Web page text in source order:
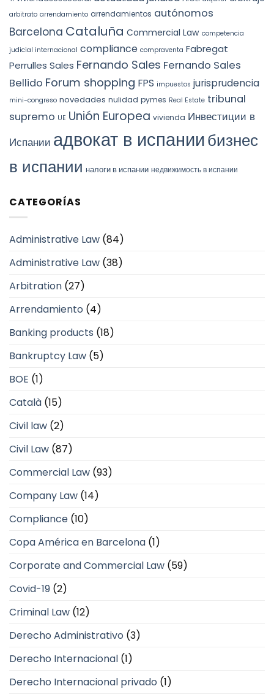
arbitrato arrendamiento arrendamientos autónomos
Barcelona Cataluña Commercial Law competencia
judicial internacional compliance compraventa Fabregat
Perrulles Sales Fernando Sales Fernando Sales
Bellido Forum shopping FPS impuestos jurisprudencia
mini-congreso novedades nulidad pymes Real Estate tribunal
supremo UE Unión Europea vivienda Инвестиции в
Испании адвокат в испаниибизнес
в испании налоги в испании недвижимость в испании
CATEGORÍAS
Administrative Law (84)
Administrative Law (38)
Arbitration (27)
Arrendamiento (4)
Banking products (18)
Bankruptcy Law (5)
BOE (1)
Català (15)
Civil law (2)
Civil Law (87)
Commercial Law (93)
Company Law (14)
Compliance (10)
Copa América en Barcelona (1)
Corporate and Commercial Law (59)
Covid-19 (2)
Criminal Law (12)
Derecho Administrativo (3)
Derecho Internacional (1)
Derecho Internacional privado (1)